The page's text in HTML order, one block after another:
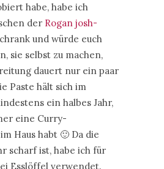
habe, habe ich
der Rogan josh-
und würde euch
sie selbst zu machen,
dauert nur ein paar
Paste hält sich im
ein halbes Jahr,
eine Curry-
Haus habt 🙂 Da die
scharf ist, habe ich für
Esslöffel verwendet.